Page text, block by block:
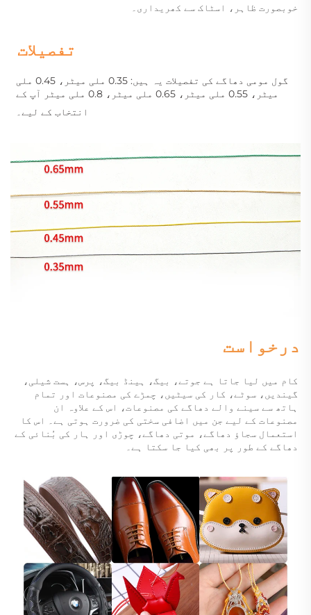
خوبصورت ظاہر، اسٹاک سے کھریداری۔
تفصیلات
انتخاب کے لیے۔
درخواست
کام میں لیا جاتا ہے
دھاگے کے طور پر بھی کیا جا سکتا ہے۔